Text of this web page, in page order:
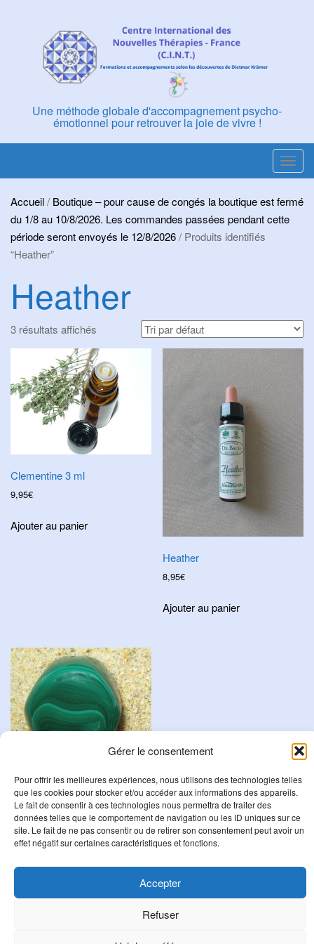
Gérer le consentement
Pour offrir les meilleures expériences, nous utilisons des technologies telles
que les cookies pour stocker et/ou accéder aux informations des appareils.
Le fait de consentir à ces technologies nous permettra de traiter des
données telles que le comportement de navigation ou les ID uniques sur ce
site. Le fait de ne pas consentir ou de retirer son consentement peut avoir un
effet négatif sur certaines caractéristiques et fonctions.
Accepter
Refuser
Une méthode globale d'accompagnement psycho-
émotionnel pour retrouver la joie de vivre !
T
o
g
g
i
g
Accueil/ Boutique – pour cause de congés la boutique est fermé
du 1/8 au 10/8/2026. Les commandes passées pendant cette
période seront envoyés le 12/8/2026/ Produits identifiés
“Heather”
Heather
3 résultats affichés
Clementine 3 ml
9,95€
Ajouter au panier
Heather
8,95€
Ajouter au panier
Malachite
8,00€
Ajouter au panier
R